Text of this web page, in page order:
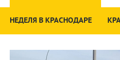
НЕДЕЛЯ В КРАСНОДАРЕ